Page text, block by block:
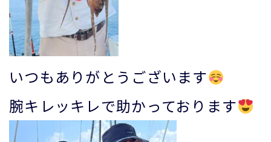
いつもありがとうございます
腕キレッキレで助かっております